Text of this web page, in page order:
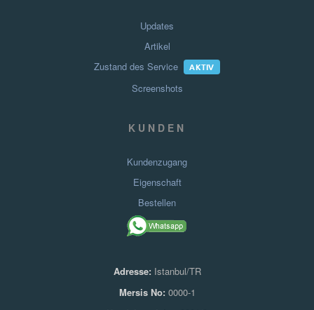
Updates
Artikel
Zustand des Service
AKTIV
Screenshots
KUNDEN
Kundenzugang
Eigenschaft
Bestellen
Adresse:Istanbul/TR
Mersis No:0000-1